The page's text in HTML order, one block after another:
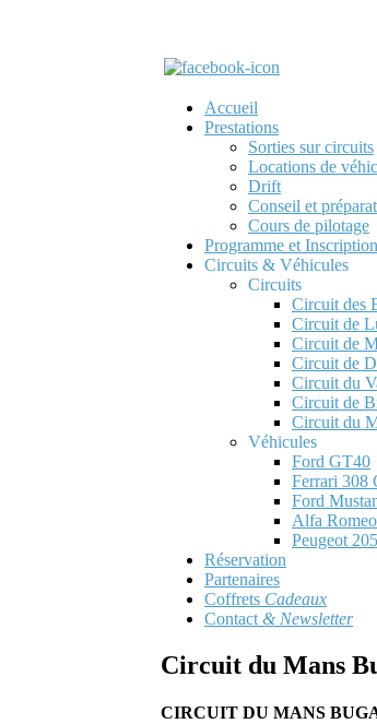
Accueil
Prestations
Sorties sur circuits
Locations de
Drift
Conseil et
Cours de pilotage
Programme et
Circuits & Véhicules
Circuits
Circuit des
Circuit de
Circuit de
Circuit de
Circuit du
Circuit de
Circuit du
Véhicules
Ford GT40
Ferrari 308
Ford
Alfa
Peugeot
Réservation
Partenaires
Coffrets Cadeaux
Contact & Newsletter
Circuit du Mans
CIRCUIT DU MANS